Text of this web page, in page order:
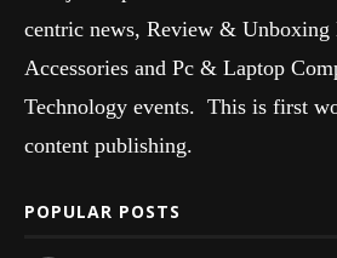
centric news, Review & Unboxing
Accessories and Pc & Laptop
Technology events. This is first
content publishing.
POPULAR POSTS